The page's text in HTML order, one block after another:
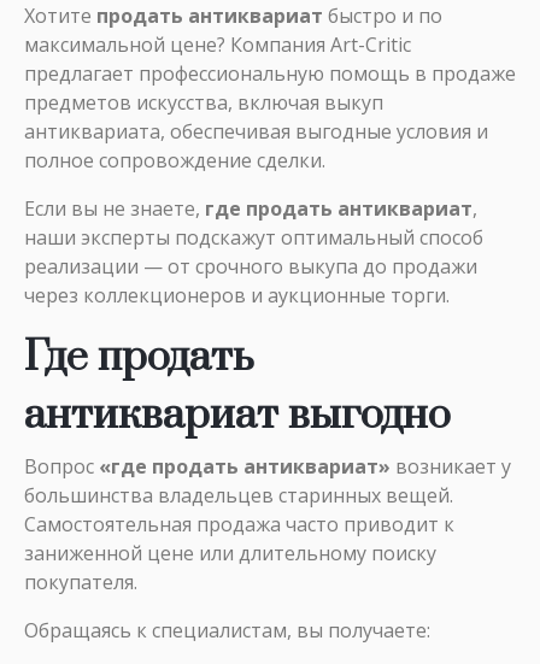
Хотите продать антиквариат быстро и по
максимальной цене? Компания Art-Critic
предлагает профессиональную помощь в продаже
предметов искусства, включая выкуп
антиквариата, обеспечивая выгодные условия и
полное сопровождение сделки.
Если вы не знаете, где продать антиквариат,
наши эксперты подскажут оптимальный способ
реализации — от срочного выкупа до продажи
через коллекционеров и аукционные торги.
Где продать
антиквариат выгодно
Вопрос «где продать антиквариат» возникает у
большинства владельцев старинных вещей.
Самостоятельная продажа часто приводит к
заниженной цене или длительному поиску
покупателя.
Обращаясь к специалистам, вы получаете: